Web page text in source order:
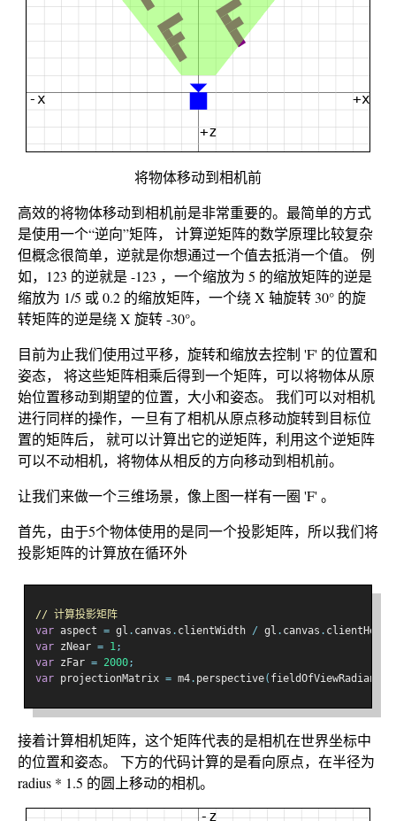
将物体移动到相机前
高效的将物体移动到相机前是非常重要的。最简单的方式
是使用一个“逆向”矩阵， 计算逆矩阵的数学原理比较复杂
但概念很简单，逆就是你想通过一个值去抵消一个值。 例
如，123 的逆就是 -123 ，一个缩放为 5 的缩放矩阵的逆是
缩放为 1/5 或 0.2 的缩放矩阵，一个绕 X 轴旋转 30° 的旋
转矩阵的逆是绕 X 旋转 -30°。
目前为止我们使用过平移，旋转和缩放去控制 'F' 的位置和
姿态， 将这些矩阵相乘后得到一个矩阵，可以将物体从原
始位置移动到期望的位置，大小和姿态。 我们可以对相机
进行同样的操作，一旦有了相机从原点移动旋转到目标位
置的矩阵后， 就可以计算出它的逆矩阵，利用这个逆矩阵
可以不动相机，将物体从相反的方向移动到相机前。
让我们来做一个三维场景，像上图一样有一圈 'F' 。
首先，由于5个物体使用的是同一个投影矩阵，所以我们将
投影矩阵的计算放在循环外
// 计算投影矩阵
var aspect = gl . canvas . clientWidth / gl . canvas .
var zNear = 1;
var zFar = 2000;
var projectionMatrix = m4. perspective( fieldOfViewRadians
接着计算相机矩阵，这个矩阵代表的是相机在世界坐标中
的位置和姿态。 下方的代码计算的是看向原点，在半径为
radius * 1.5 的圆上移动的相机。